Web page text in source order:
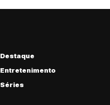
Destaque
Entretenimento
Séries